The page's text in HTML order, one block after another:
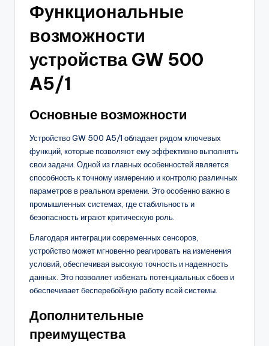
Функциональные
возможности
устройства GW 500
A5/1
Основные возможности
Устройство GW 500 A5/1 обладает рядом ключевых
функций, которые позволяют ему эффективно выполнять
свои задачи. Одной из главных особенностей является
способность к точному измерению и контролю различных
параметров в реальном времени. Это особенно важно в
промышленных системах, где стабильность и
безопасность играют критическую роль.
Благодаря интеграции современных сенсоров,
устройство может мгновенно реагировать на изменения
условий, обеспечивая высокую точность и надежность
данных. Это позволяет избежать потенциальных сбоев и
обеспечивает бесперебойную работу всей системы.
Дополнительные
преимущества